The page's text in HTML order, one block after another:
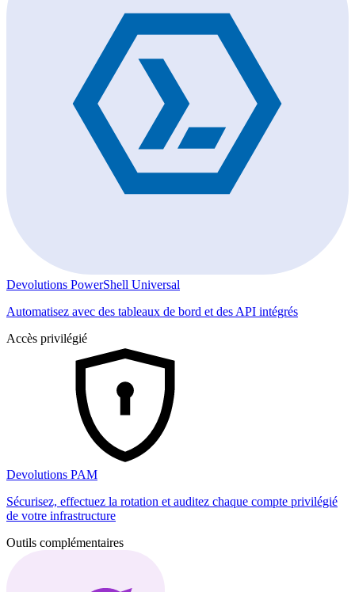
Devolutions PowerShell Universal
Automatisez avec des tableaux de bord et des API intégrés
Accès privilégié
Devolutions PAM
Sécurisez, effectuez la rotation et auditez chaque compte privilégié
de votre infrastructure
Outils complémentaires